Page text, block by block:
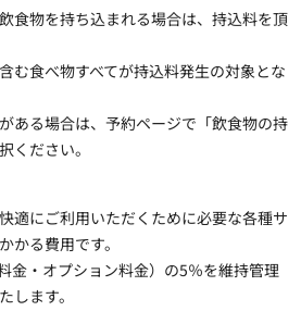
食物を持ち込まれる場合は、持込料を頂
む食べ物すべてが持込料発生の対象とな
ある場合は、予約ページで「飲食物の持
ください。
適にご利用いただくために必要な各種サ
かる費用です。
金・オプション料金）の5％を維持管理
します。